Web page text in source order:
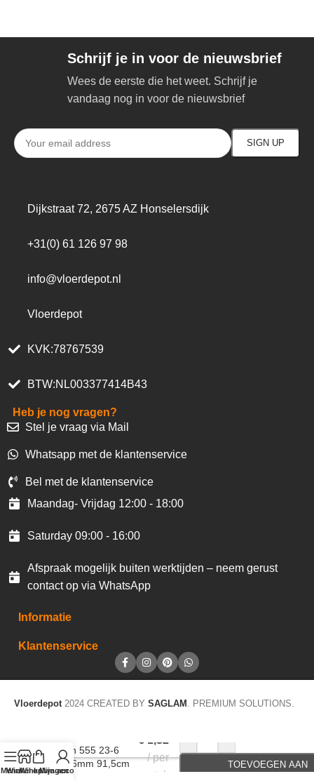
Schrijf je in voor de nieuwsbrief
Wees de eerste die het weet. Schrijf je
vandaag nog in voor de nieuwsbrief
Dijkstraat 72, 2675 AZ Honselersdijk
+31(0) 61 126 97 98
info@vloerdepot.nl
Vloerdepot
KVK:78767539
BTW:NL003377414B43
Heb je nog vragen?
Stel je vraag via Mail
Whatsapp met de klantenservice
Bel met de klantenservice
Maandag- Vrijdag 12:00 - 18:00
Saturday 09:00 - 16:00
Afspraak mogelijk buiten werktijden – neem gerust
contact op via WhatsApp
Informatie
Klantenservice
Vloerdepot 2024 CREATED BY SAGLAM . PREMIUM SOLUTIONS.
Menu
Winkel op
Winkelwagen
Mijn account
Design 555 23-6
black 6mm 91,5cm
A236
€ 1,32
per
stuk
TOEVOEGEN AAN